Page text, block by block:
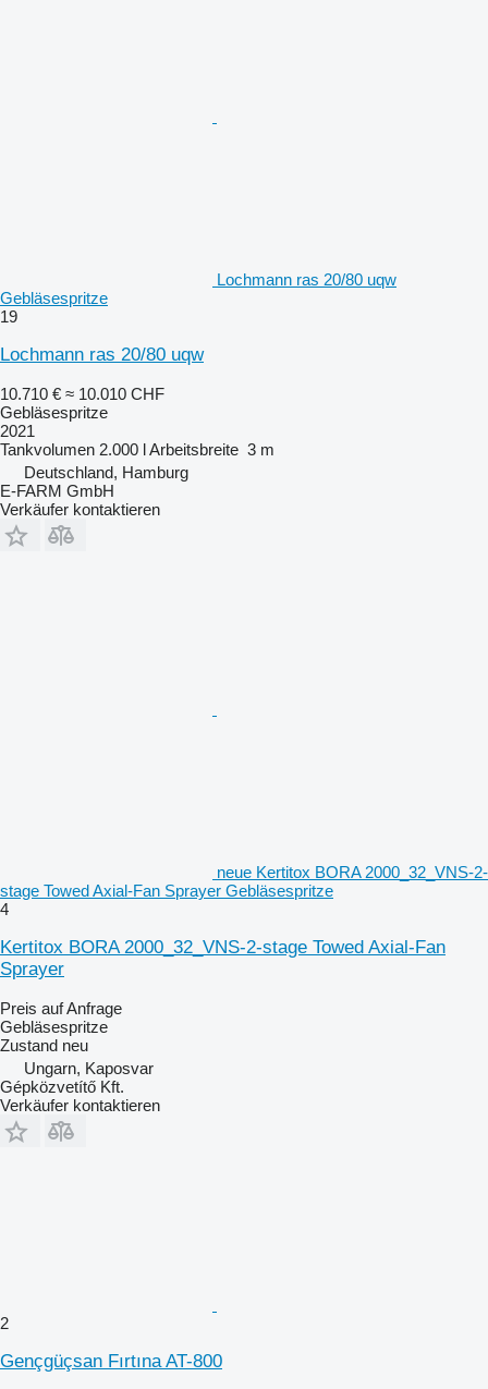
Lochmann ras 20/80 uqw
Gebläsespritze
19
Lochmann ras 20/80 uqw
10.710 € ≈ 10.010 CHF
Gebläsespritze
2021
Tankvolumen 2.000 lArbeitsbreite 3 m
Deutschland, Hamburg
E-FARM GmbH
Verkäufer kontaktieren
neue Kertitox BORA 2000_32_VNS-2-
stage Towed Axial-Fan Sprayer Gebläsespritze
4
Kertitox BORA 2000_32_VNS-2-stage Towed Axial-Fan
Sprayer
Preis auf Anfrage
Gebläsespritze
Zustand neu
Ungarn, Kaposvar
Gépközvetítő Kft.
Verkäufer kontaktieren
2
Gençgüçsan Fırtına AT-800